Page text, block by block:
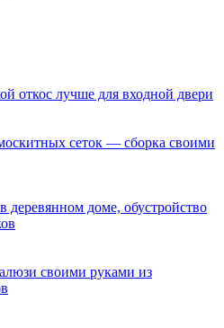
откос лучше для входной двери
сеток — сборка своими
деревянном доме, обустройство
своими руками из